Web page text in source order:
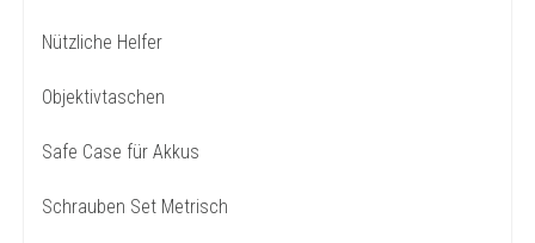
Nützliche Helfer
Objektivtaschen
Safe Case für Akkus
Schrauben Set Metrisch